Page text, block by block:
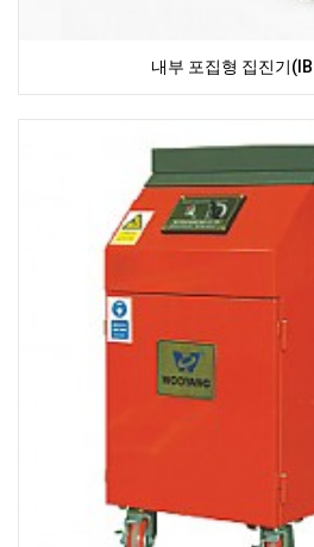
내부 포집형 집진기